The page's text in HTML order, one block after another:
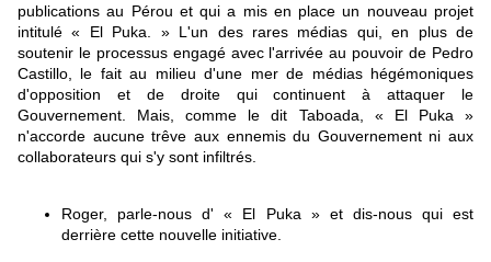
publications au Pérou et qui a mis en place un nouveau projet
intitulé « El Puka. » L'un des rares médias qui, en plus de
soutenir le processus engagé avec l'arrivée au pouvoir de Pedro
Castillo, le fait au milieu d'une mer de médias hégémoniques
d'opposition et de droite qui continuent à attaquer le
Gouvernement. Mais, comme le dit Taboada, « El Puka »
n'accorde aucune trêve aux ennemis du Gouvernement ni aux
collaborateurs qui s'y sont infiltrés.
Roger, parle-nous d' « El Puka » et dis-nous qui est
derrière cette nouvelle initiative.